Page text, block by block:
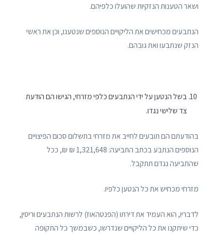
ושאר הטענות הנזקיות שהועלו כלפיהם.
הנתבעים מכחישים את הליקויים הנוספים שנטענו, וכן את ראשי
הנזק שנתבעו ואת גובהם.
בשל הנטען על ידי הנתבעים כלפי מזרחי, הגישו הם הודעת
צד שלישי נגדו.
בהודעתם הם תובעים לחייב את מזרחי בתשלום סכום הפיצויים
הנוספים הנתבע בכתב התביעה: 1,321,648 ₪ ₪, ככל
שהתביעה נגדם תתקבל.
מזרחי מכחיש את כל הנטען כלפיו.
לדבריו, הוא העמיד את דירתו (הפנטהאוז) לרשות הנתבעים וריסין,
כדי שיתקנו את כל הליקויים שנדרשו, כשבמשך כל התקופה